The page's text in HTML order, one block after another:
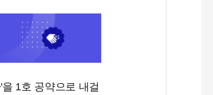
1호 공약으로 내걸